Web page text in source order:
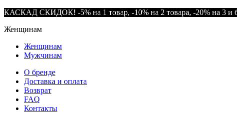
КАСКАД СКИДОК! -5% на 1 товар, -10% на 2 товара, -20% на 3 и
Женщинам
Женщинам
Мужчинам
О бренде
Доставка и оплата
Возврат
FAQ
Контакты